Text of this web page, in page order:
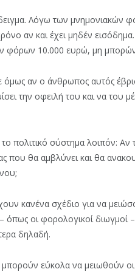
Λόγω των μνημονιακών
αν και έχει μηδέν
φόρων 10.000 ευρώ, μη
όμως αν ο άνθρωπος αυτός
την οφειλή του και να του
πολιτικό σύστημα λοιπόν: Αν
που θα αμβλύνει και θα
κανένα σχέδιο για να
όπως οι φορολογικοί
δηλαδή.
εύκολα να μειωθούν